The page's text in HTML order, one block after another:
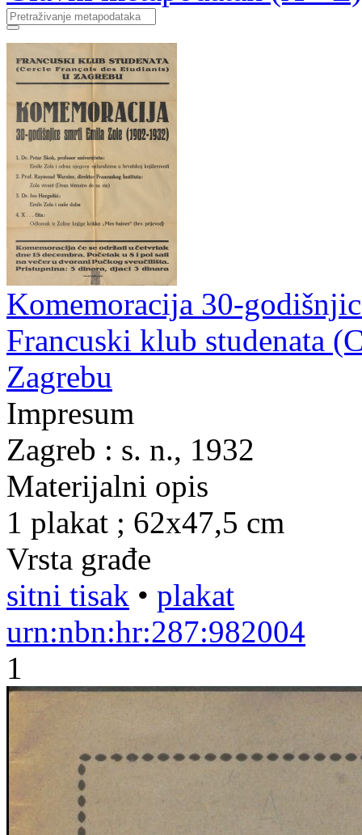
Komemoracija 30-
Francuski klub studenata
Zagrebu
Impresum
Zagreb : s. n., 1932
Materijalni opis
1 plakat ; 62x47,5 cm
Vrsta građe
sitni tisak • plakat
urn:nbn:hr:287:982004
1